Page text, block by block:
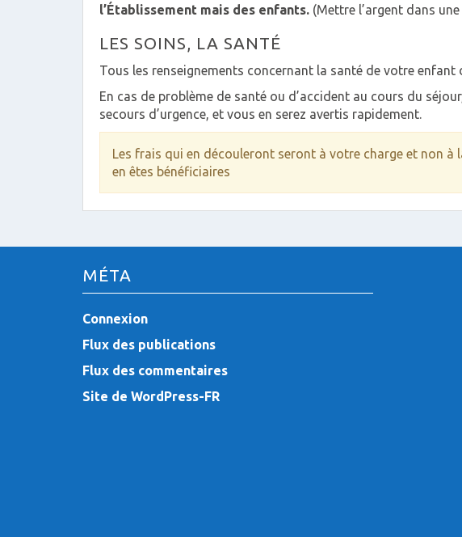
l’Établissement mais des enfants. (Mettre l’argent dans
LES SOINS, LA SANTÉ
Tous les renseignements concernant la santé de votre
En cas de problème de santé ou d’accident au cours du
secours d’urgence, et vous en serez avertis rapidement.
Les frais qui en découleront seront à votre charge et non à
en êtes bénéficiaires
MÉTA
Connexion
Flux des publications
Flux des commentaires
Site de WordPress-FR